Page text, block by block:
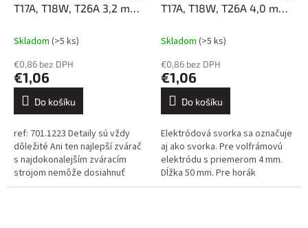
T17A, T18W, T26A 3,2 mm
(10N24S)
Skladom (>5 ks)
€0,86 bez DPH
€1,06
Do košíku
ref: 701.1223 Detaily sú vždy
dôležité Ani ten najlepší zvárač
s najdokonalejším zváracím
strojom nemôže dosiahnuť
dokonalé výsledky, ak sa
T17A, T18W, T26A 4,0 mm
Skladom (>5 ks)
€0,86 bez DPH
€1,06
Do košíku
Elektródová svorka sa označuje
aj ako svorka. Pre volfrámovú
elektródu s priemerom 4 mm.
Dĺžka 50 mm. Pre horák
STANDARD. Pre horáky T17A,